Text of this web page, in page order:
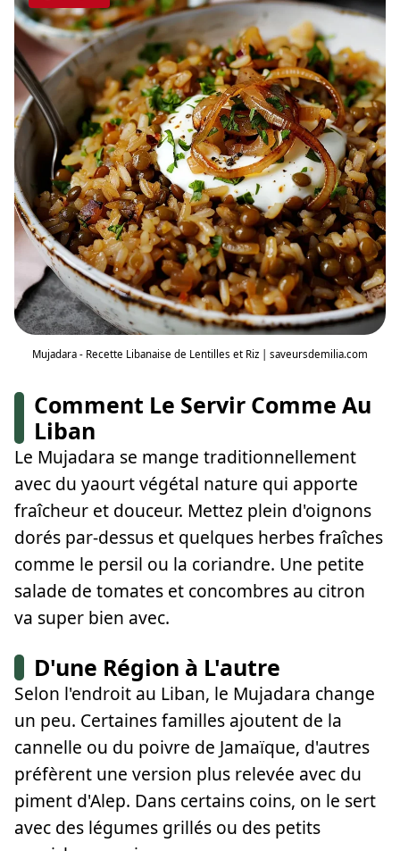
Mujadara - Recette Libanaise de Lentilles et Riz | saveursdemilia.com
Comment Le Servir Comme Au
Liban
Le Mujadara se mange traditionnellement
avec du yaourt végétal nature qui apporte
fraîcheur et douceur. Mettez plein d'oignons
dorés par-dessus et quelques herbes fraîches
comme le persil ou la coriandre. Une petite
salade de tomates et concombres au citron
va super bien avec.
D'une Région à L'autre
Selon l'endroit au Liban, le Mujadara change
un peu. Certaines familles ajoutent de la
cannelle ou du poivre de Jamaïque, d'autres
préfèrent une version plus relevée avec du
piment d'Alep. Dans certains coins, on le sert
avec des légumes grillés ou des petits